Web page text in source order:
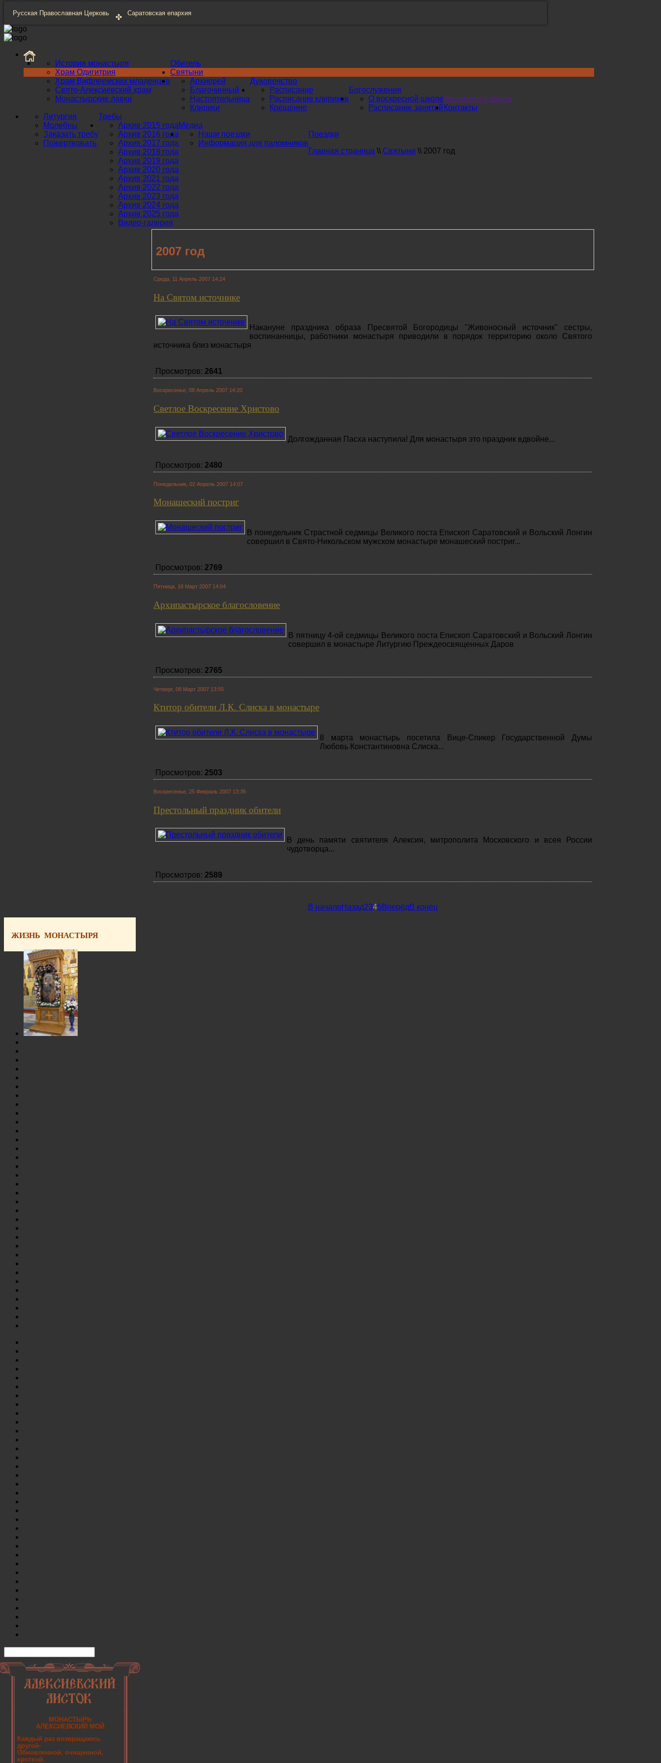
Русская Православная Церковь Саратовская епархия
Обитель
История монастыря
Храм Одигитрия
Храм Вифлеемских младенцев
Свято-Алексиевский храм
Монастырские лавки
Святыни
Духовенство
Архиерей
Благочинный
Настоятельница
Клирики
Богослужения
Расписание
Расписание клириков
Крещение
Воскресная школа
О воскресной школе
Расписание занятий Контакты
Требы
Литургия
Молебны
Заказать требу
Пожертвовать
Медиа
Архив 2015 года
Архив 2016 года
Архив 2017 года
Архив 2018 года
Архив 2019 года
Архив 2020 года
Архив 2021 года
Архив 2022 года
Архив 2023 года
Архив 2024 года
Архив 2025 года
Видео-галерея
Поездки
Наши поездки
Информация для паломников
Главная страница \\ Святыни \\ 2007 год
2007 год
Среда, 11 Апрель 2007 14:24
На Святом источнике
Накануне праздника образа Пресвятой Богородицы "Живоносный источник" сестры,
воспинанницы, работники монастыря приводили в порядок территорию около Святого
источника близ монастыря
Просмотров: 2641
Воскресенье, 08 Апрель 2007 14:20
Светлое Воскресение Христово
Долгожданная Пасха наступила! Для монастыря это праздник вдвойне...
Просмотров: 2480
Понедельник, 02 Апрель 2007 14:07
Монашеский постриг
В понедельник Страстной седмицы Великого поста Епископ Саратовский и Вольский Лонгин
совершил в Свято-Никольском мужском монастыре монашеский постриг...
Просмотров: 2769
Пятница, 16 Март 2007 14:04
Архипастырское благословение
В пятницу 4-ой седмицы Великого поста Епископ Саратовский и Вольский Лонгин
совершил в монастыре Литургию Преждеосвященных Даров
Просмотров: 2765
Четверг, 08 Март 2007 13:55
Ктитор обители Л.К. Слиска в монастыре
8 марта монастырь посетила Вице-Спикер Государственной Думы
Любовь Константиновна Слиска...
Просмотров: 2503
Воскресенье, 25 Февраль 2007 13:35
Престольный праздник обители
В день памяти святителя Алексия, митрополита Московского и всея России
чудотворца...
Просмотров: 2589
В началоНазад2345ВперёдВ конец
ЖИЗНЬ МОНАСТЫРЯ
МОНАСТЫРЬ
АЛЕКСИЕВСКИЙ МОЙ
Каждый раз возвращаюсь
другой-
Обновленной, очищенной,
кроткой.